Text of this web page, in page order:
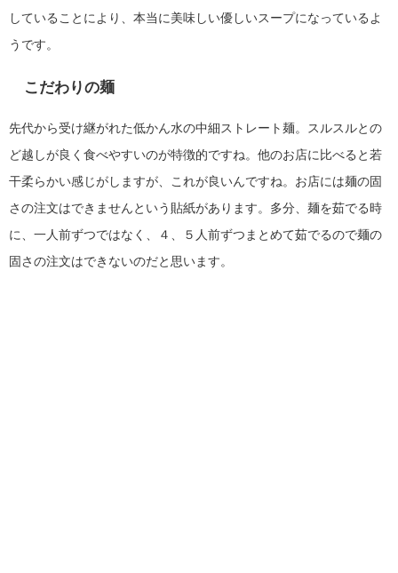
していることにより、本当に美味しい優しいスープになっているよ
うです。
こだわりの麺
先代から受け継がれた低かん水の中細ストレート麺。スルスルとの
ど越しが良く食べやすいのが特徴的ですね。他のお店に比べると若
干柔らかい感じがしますが、これが良いんですね。お店には麺の固
さの注文はできませんという貼紙があります。多分、麺を茹でる時
に、一人前ずつではなく、４、５人前ずつまとめて茹でるので麺の
固さの注文はできないのだと思います。